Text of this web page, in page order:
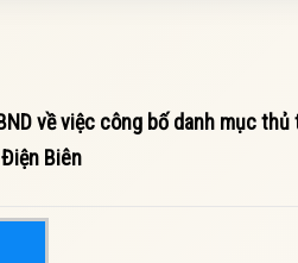
về việc công bố danh mục
Biên